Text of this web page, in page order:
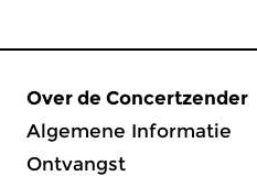
Over de Concertzender
Algemene Informatie
Ontvangst